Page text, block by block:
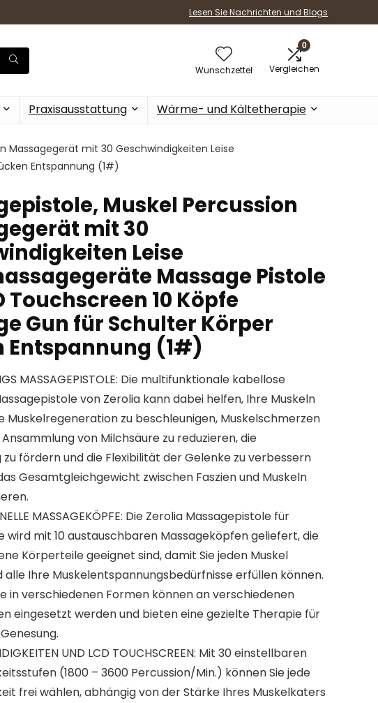
Lesen Sie Nachrichten und Blogs
Wunschzettel
0
Vergleichen
Praxisausstattung Wärme- und Kältetherapie
Massagegerät mit 30 Geschwindigkeiten Leise
Entspannung (1#)
Muskel Percussion
mit 30
Leise
Massage Pistole
Touchscreen 10 Köpfe
Gun für Schulter Körper
Entspannung (1#)
MASSAGEPISTOLE: Die multifunktionale kabellose
von Zerolia kann dabei helfen, Ihre Muskeln
Muskelregeneration zu beschleunigen, Muskelschmerzen
Ansammlung von Milchsäure zu reduzieren, die
fördern und die Flexibilität der Gelenke zu verbessern
Gesamtgleichgewicht zwischen Faszien und Muskeln
MASSAGEKÖPFE: Die Zerolia Massagepistole für
wird mit 10 austauschbaren Massageköpfen geliefert, die
Körperteile geeignet sind, damit Sie jeden Muskel
alle Ihre Muskelentspannungsbedürfnisse erfüllen können.
in verschiedenen Formen können an verschiedenen
eingesetzt werden und bieten eine gezielte Therapie für
UND LCD TOUCHSCREEN: Mit 30 einstellbaren
(1800 – 3600 Percussion/Min.) können Sie jede
frei wählen, abhängig von der Stärke Ihres Muskelkaters